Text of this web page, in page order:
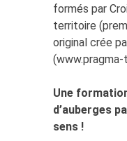
formés par
territoire
original crée
Une
d’auberges
sens !